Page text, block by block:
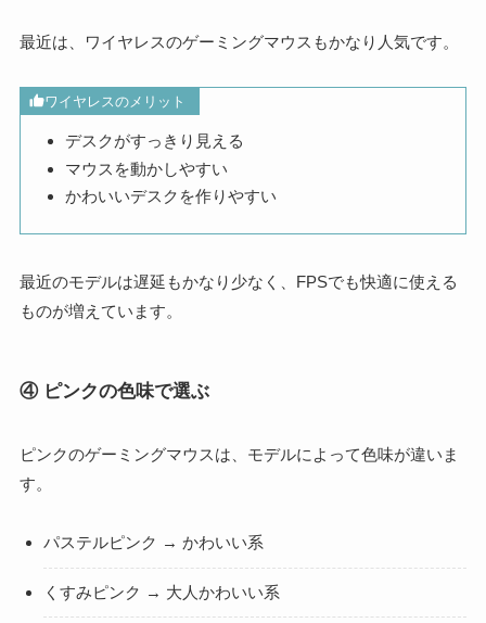
最近は、ワイヤレスのゲーミングマウスもかなり人気です。
ワイヤレスのメリット
デスクがすっきり見える
マウスを動かしやすい
かわいいデスクを作りやすい
最近のモデルは遅延もかなり少なく、FPSでも快適に使える
ものが増えています。
④ ピンクの色味で選ぶ
ピンクのゲーミングマウスは、モデルによって色味が違いま
す。
パステルピンク → かわいい系
くすみピンク → 大人かわいい系